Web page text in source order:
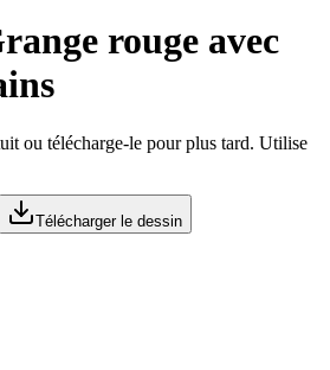
rouge avec
ou télécharge-le pour plus tard. Utilise
Télécharger le dessin